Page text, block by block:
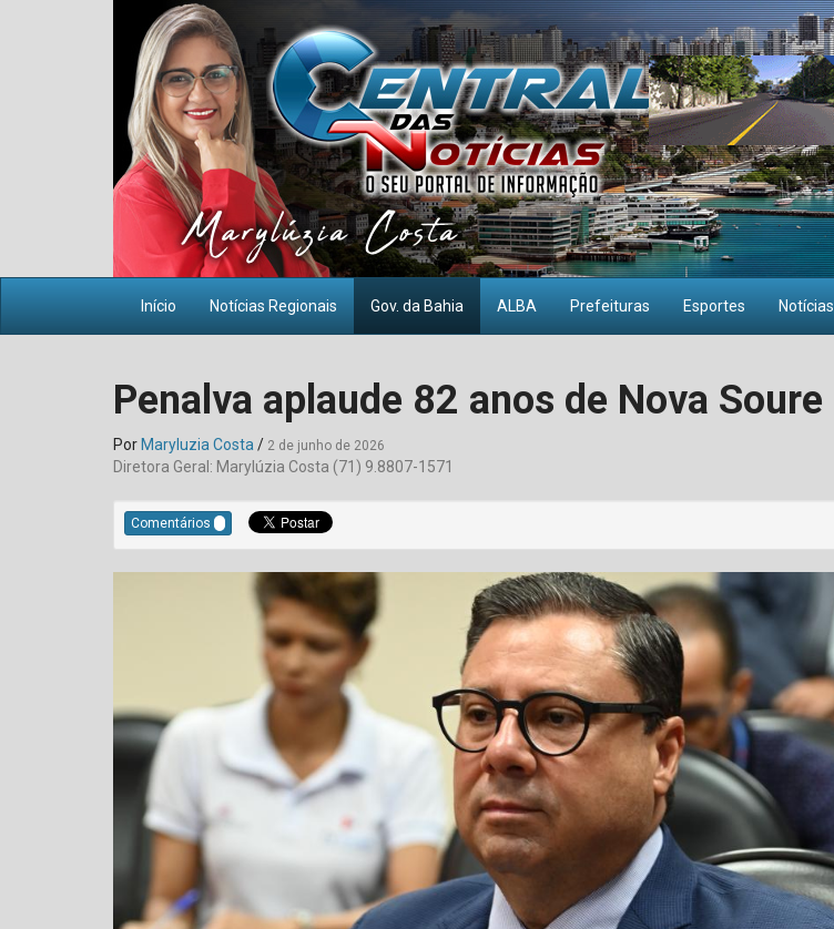
Início Notícias Regionais Gov. da Bahia ALBA Prefeituras Esportes Notícias
Penalva aplaude 82 anos de Nova Soure
Por Maryluzia Costa / 2 de junho de 2026
Diretora Geral: Marylúzia Costa (71) 9.8807-1571
Comentários